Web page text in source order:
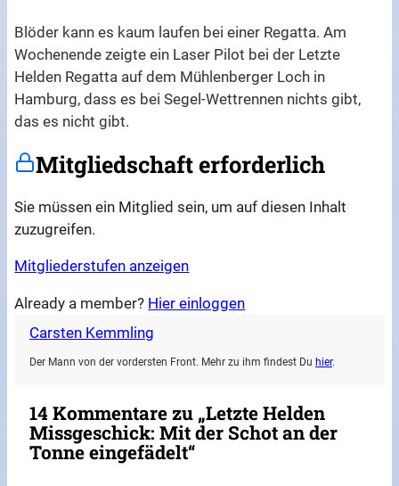
Blöder kann es kaum laufen bei einer Regatta. Am
Wochenende zeigte ein Laser Pilot bei der Letzte
Helden Regatta auf dem Mühlenberger Loch in
Hamburg, dass es bei Segel-Wettrennen nichts gibt,
das es nicht gibt.
Mitgliedschaft erforderlich
Sie müssen ein Mitglied sein, um auf diesen Inhalt
zuzugreifen.
Mitgliederstufen anzeigen
Already a member? Hier einloggen
Carsten Kemmling
Der Mann von der vordersten Front. Mehr zu ihm findest Du hier.
14 Kommentare zu „Letzte Helden
Missgeschick: Mit der Schot an der
Tonne eingefädelt“